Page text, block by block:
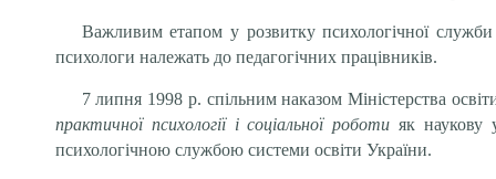
Важливим етапом у розвитку психологічної
психологи належать до педагогічних працівників.
7 липня 1998 р. спільним наказом Міністерства
практичної психології і соціальної роботи як наукову
психологічною службою системи освіти України.